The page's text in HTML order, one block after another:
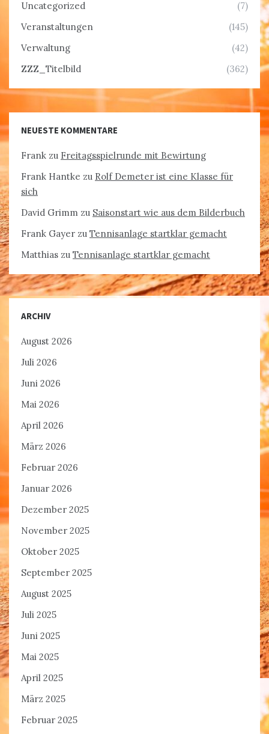
Uncategorized
(7)
Veranstaltungen
(145)
Verwaltung
(42)
ZZZ_Titelbild
(362)
NEUESTE KOMMENTARE
Frank zu Freitagsspielrunde mit Bewirtung
Frank Hantke zu Rolf Demeter ist eine Klasse für
sich
David Grimm zu Saisonstart wie aus dem Bilderbuch
Frank Gayer zu Tennisanlage startklar gemacht
Matthias zu Tennisanlage startklar gemacht
ARCHIV
August 2026
Juli 2026
Juni 2026
Mai 2026
April 2026
März 2026
Februar 2026
Januar 2026
Dezember 2025
November 2025
Oktober 2025
September 2025
August 2025
Juli 2025
Juni 2025
Mai 2025
April 2025
März 2025
Februar 2025